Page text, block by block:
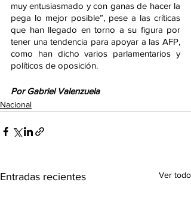
muy entusiasmado y con ganas de hacer la
pega lo mejor posible”, pese a las críticas
que han llegado en torno a su figura por
tener una tendencia para apoyar a las AFP,
como han dicho varios parlamentarios y
políticos de oposición.
Por Gabriel Valenzuela
Nacional
Entradas recientes Ver todo